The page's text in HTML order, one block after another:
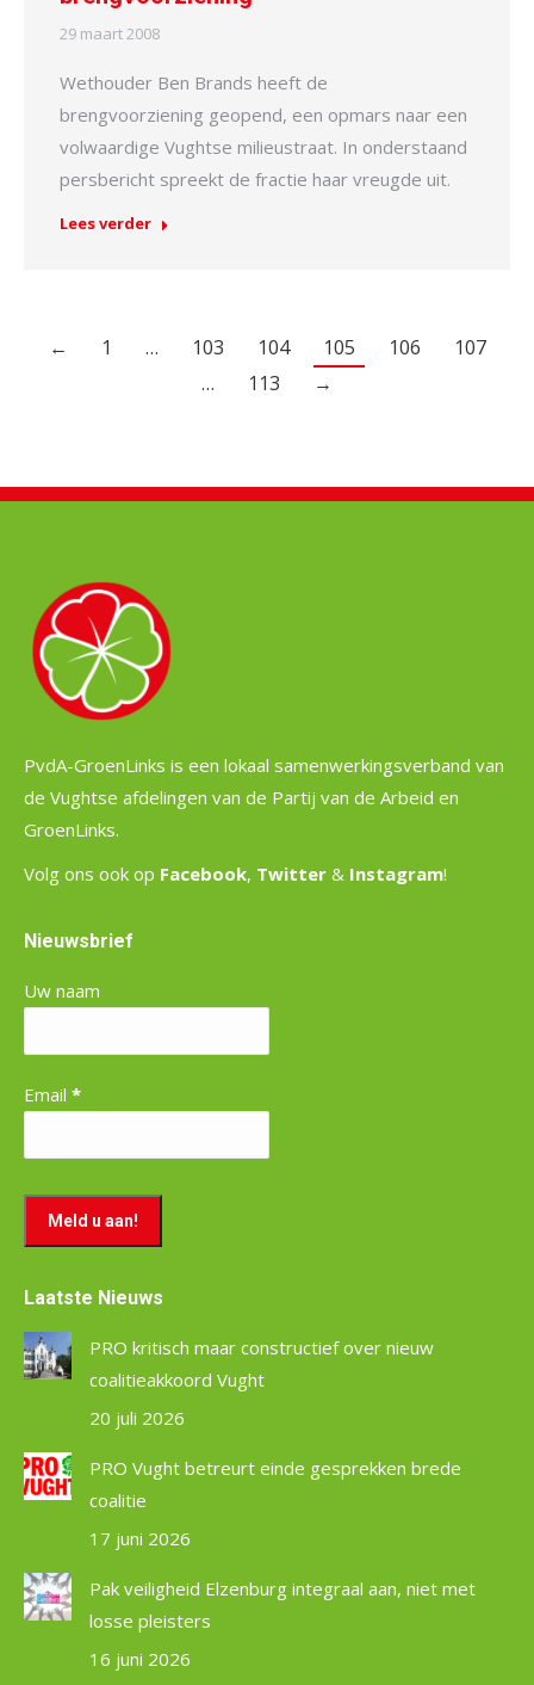
29 maart 2008
Wethouder Ben Brands heeft de
brengvoorziening geopend, een opmars naar een
volwaardige Vughtse milieustraat. In onderstaand
persbericht spreekt de fractie haar vreugde uit.
Lees verder
← 1 … 103 104 105 106
107
…
113 →
PvdA-GroenLinks is een lokaal samenwerkingsverband van
de Vughtse afdelingen van de Partij van de Arbeid en
GroenLinks.
Volg ons ook op Facebook, Twitter & Instagram!
Nieuwsbrief
Uw naam
Email *
Laatste Nieuws
PRO kritisch maar constructief over nieuw
coalitieakkoord Vught
20 juli 2026
PRO Vught betreurt einde gesprekken brede
coalitie
17 juni 2026
Pak veiligheid Elzenburg integraal aan, niet met
losse pleisters
16 juni 2026